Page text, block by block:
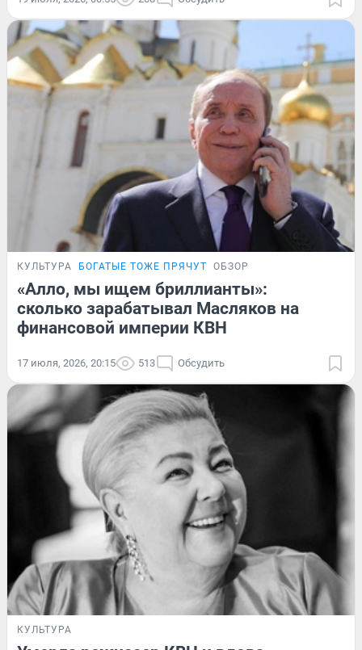
КУЛЬТУРА БОГАТЫЕ ТОЖЕ ПРЯЧУТ ОБЗОР
«Алло, мы ищем бриллианты»:
сколько зарабатывал Масляков на
финансовой империи КВН
17 июля, 2026, 20:15 513 Обсудить
КУЛЬТУРА